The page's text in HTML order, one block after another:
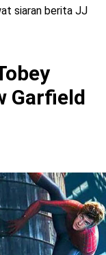
siaran berita JJ
Garfield